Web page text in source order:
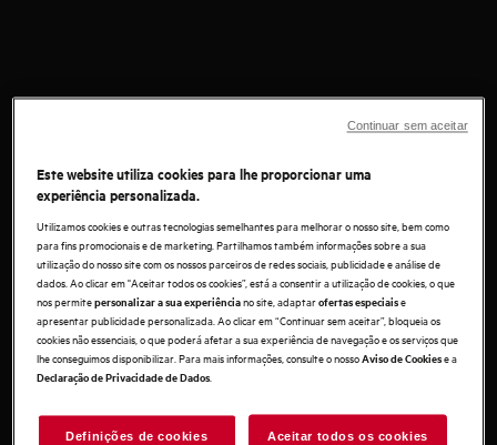
Este website utiliza cookies para lhe proporcionar uma
experiência personalizada.
Utilizamos cookies e outras tecnologias semelhantes para melhorar o nosso site, bem como
para fins promocionais e de marketing. Partilhamos também informações sobre a sua
utilização do nosso site com os nossos parceiros de redes sociais, publicidade e análise de
dados. Ao clicar em "Aceitar todos os cookies”, está a consentir a utilização de cookies, o que
nos permitepersonalizar a sua experiênciano site, adaptarofertas especiaise
apresentar publicidade personalizada. Ao clicar em “Continuar sem aceitar”, bloqueia os
cookies não essenciais, o que poderá afetar a sua experiência de navegação e os serviços que
lhe conseguimos disponibilizar. Para mais informações, consulte o nossoAviso de Cookiese a
Declaração de Privacidade de Dados.
Definições de cookies Aceitar todos os cookies
Continuar sem aceitar